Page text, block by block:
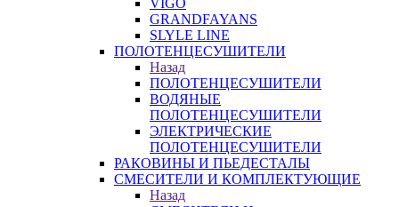
VIGO
GRANDFAYANS
SLYLE LINE
ПОЛОТЕНЦЕСУШИТЕЛИ
Назад
ПОЛОТЕНЦЕСУШИТЕЛИ
ВОДЯНЫЕ
ПОЛОТЕНЦЕСУШИТЕЛИ
ЭЛЕКТРИЧЕСКИЕ
ПОЛОТЕНЦЕСУШИТЕЛИ
РАКОВИНЫ И ПЬЕДЕСТАЛЫ
СМЕСИТЕЛИ И КОМПЛЕКТУЮЩИЕ
Назад